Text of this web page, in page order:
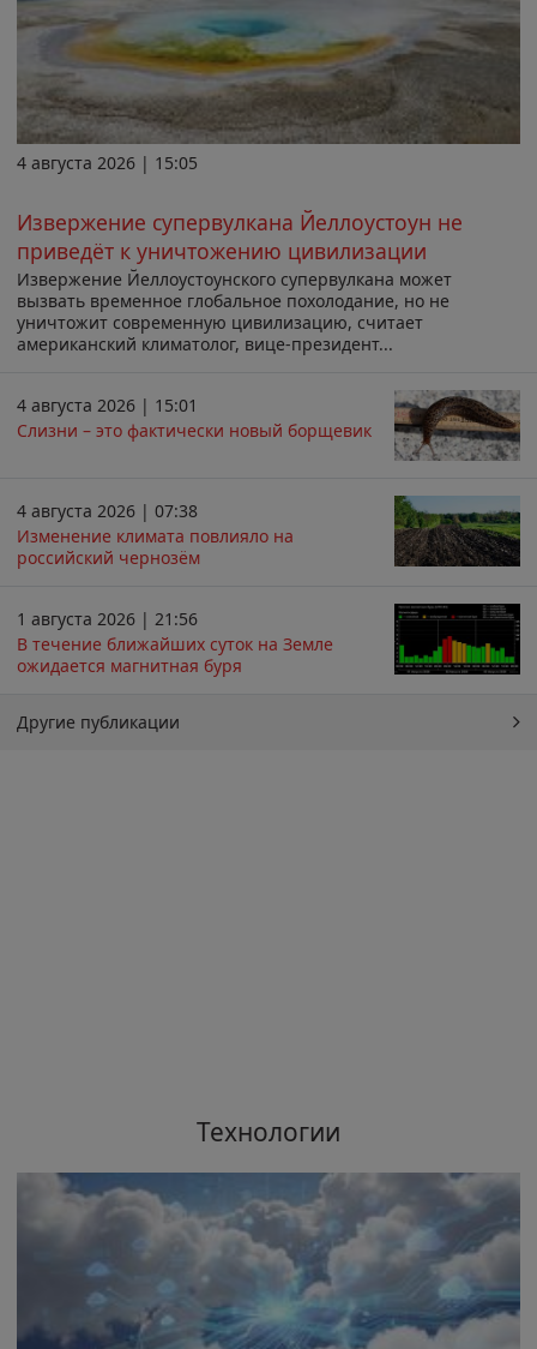
4 августа 2026 | 15:05
Извержение супервулкана Йеллоустоун не
приведёт к уничтожению цивилизации
Извержение Йеллоустоунского супервулкана может
вызвать временное глобальное похолодание, но не
уничтожит современную цивилизацию, считает
американский климатолог, вице-президент...
4 августа 2026 | 15:01
Слизни – это фактически новый борщевик
4 августа 2026 | 07:38
Изменение климата повлияло на
российский чернозём
1 августа 2026 | 21:56
В течение ближайших суток на Земле
ожидается магнитная буря
Другие публикации
Технологии